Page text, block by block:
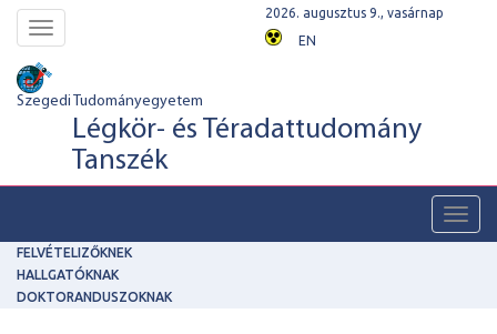
Toggle
navigation
2026. augusztus 9., vasárnap
EN
Szegedi Tudományegyetem
Légkör- és Téradattudomány
Tanszék
FELVÉTELIZŐKNEK
HALLGATÓKNAK
DOKTORANDUSZOKNAK